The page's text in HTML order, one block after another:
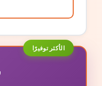
الأكثر توفيرًا